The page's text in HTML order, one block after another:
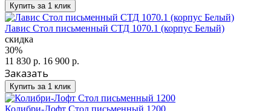
Купить за 1 клик
Лавис Стол письменный СТД 1070.1 (корпус Белый)
скидка
30%
11 830 р. 16 900 р.
Заказать
Купить за 1 клик
Колибри-Лофт Стол письменный 1200